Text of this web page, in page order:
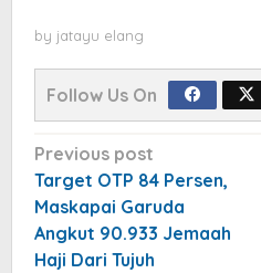
by jatayu elang
Follow Us On
Post
navigation
Previous post
Target OTP 84 Persen,
Maskapai Garuda
Angkut 90.933 Jemaah
Haji Dari Tujuh